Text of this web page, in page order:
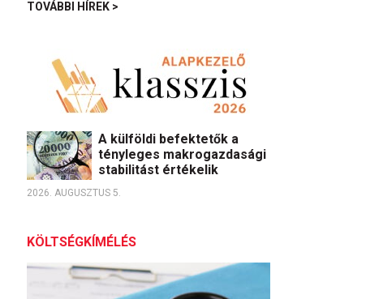
TOVÁBBI HÍREK >
A külföldi befektetők a
tényleges makrogazdasági
stabilitást értékelik
2026. AUGUSZTUS 5.
KÖLTSÉGKÍMÉLÉS